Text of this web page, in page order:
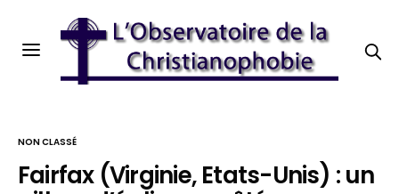
NON CLASSÉ
Fairfax (Virginie, Etats-Unis) : un